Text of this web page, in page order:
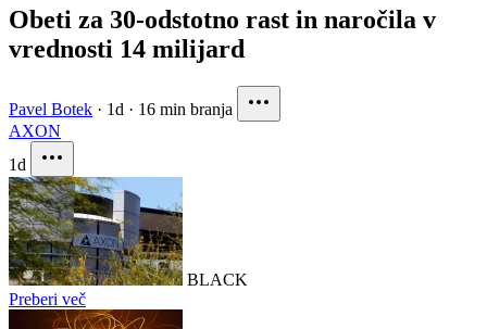
Obeti za 30-odstotno rast in naročila v
vrednosti 14 milijard
Pavel Botek · 1d · 16 min branja
AXON
1d
BLACK
Preberi več